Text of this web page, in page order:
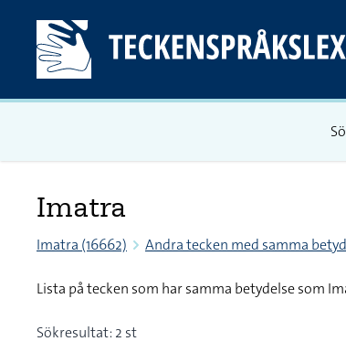
Imatra
Imatra (16662) Andra tecken med samma
Lista på tecken som har samma betydelse som
Sökresultat: 2 st